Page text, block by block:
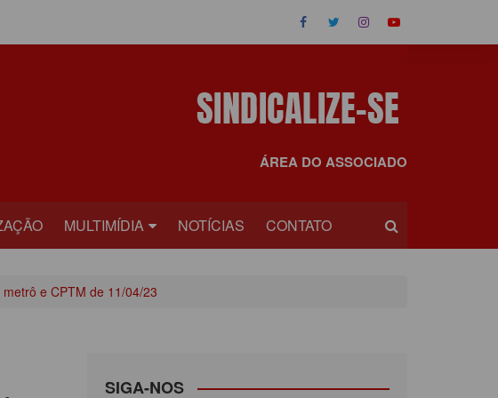
ÁREA DO ASSOCIADO
MULTIMÍDIA
VÍDEOS
NOTÍCIAS CONTATO
e CPTM de 11/04/23
SIGA-NOS